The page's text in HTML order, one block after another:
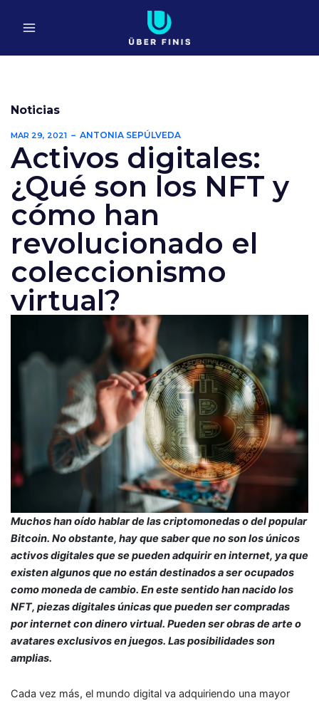
Noticias
MAR 29, 2021 ANTONIA SEPÚLVEDA
Activos digitales:
¿Qué son los NFT y
cómo han
revolucionado el
coleccionismo
virtual?
Muchos han oído hablar de las criptomonedas o del popular
Bitcoin. No obstante, hay que saber que no son los únicos
activos digitales que se pueden adquirir en internet, ya que
existen algunos que no están destinados a ser ocupados
como moneda de cambio. En este sentido han nacido los
NFT, piezas digitales únicas que pueden ser compradas
por internet con dinero virtual. Pueden ser obras de arte o
avatares exclusivos en juegos. Las posibilidades son
amplias.
Cada vez más, el mundo digital va adquiriendo una mayor